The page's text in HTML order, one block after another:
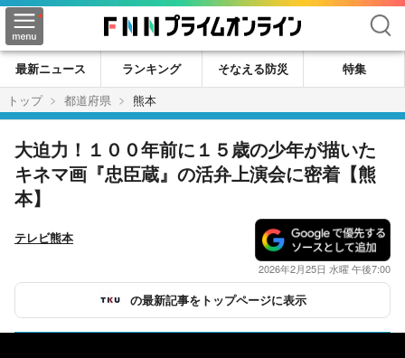
検索
最新ニュース ランキング そなえる防災
特集
トップ
都道府県 熊本
大迫力！１００年前に１５歳の少年が描いた
キネマ画『忠臣蔵』の活弁上演会に密着【熊
本】
テレビ熊本
2026年2月25日 水曜 午後7:00
の最新記事をトップページに表示